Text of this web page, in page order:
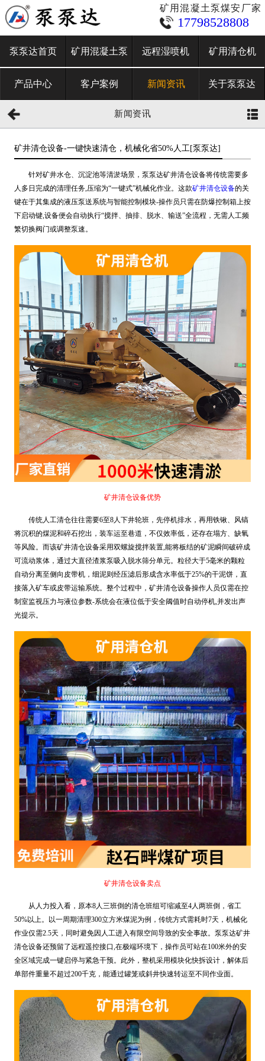
矿用混凝土泵煤安厂家
17798528808
泵泵达首页 矿用混凝土泵 远程湿喷机 矿用清仓机
产品中心 客户案例 新闻资讯 关于泵泵达
新闻资讯
矿井清仓设备-一键快速清仓，机械化省50%人工[泵泵达]
针对矿井水仓、沉淀池等清淤场景，泵泵达矿井清仓设备将传统需要多
人多日完成的清理任务,压缩为“一键式”机械化作业。这款矿井清仓设备的关
键在于其集成的液压泵送系统与智能控制模块-操作员只需在防爆控制箱上按
下启动键,设备便会自动执行“搅拌、抽排、脱水、输送”全流程，无需人工频
繁切换阀门或调整泵速。
矿井清仓设备优势
传统人工清仓往往需要6至8人下井轮班，先停机排水，再用铁锹、风镐
将沉积的煤泥和碎石挖出，装车运至巷道，不仅效率低，还存在塌方、缺氧
等风险。而该矿井清仓设备采用双螺旋搅拌装置,能将板结的矿泥瞬间破碎成
可流动浆体，通过大直径渣浆泵吸入脱水筛分单元。粒径大于5毫米的颗粒
自动分离至侧向皮带机，细泥则经压滤后形成含水率低于25%的干泥饼，直
接落入矿车或皮带运输系统。整个过程中，矿井清仓设备操作人员仅需在控
制室监视压力与液位参数-系统会在液位低于安全阈值时自动停机,并发出声
光提示。
矿井清仓设备卖点
从人力投入看，原本8人三班倒的清仓班组可缩减至4人两班倒，省工
50%以上。以一周期清理300立方米煤泥为例，传统方式需耗时7天，机械化
作业仅需2.5天，同时避免因人工进入有限空间导致的安全事故。泵泵达矿井
清仓设备还预留了远程遥控接口,在极端环境下，操作员可站在100米外的安
全区域完成一键启停与紧急干预。此外，整机采用模块化快拆设计，解体后
单部件重量不超过200千克，能通过罐笼或斜井快速转运至不同作业面。